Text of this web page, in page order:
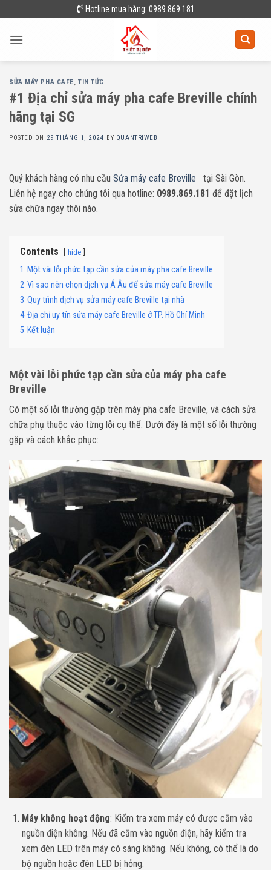
to
content
Hotline mua hàng: 0989.869.181
SỬA MÁY PHA CAFE,TIN TỨC
#1 Địa chỉ sửa máy pha cafe Breville chính
hãng tại SG
POSTED ON 29 THÁNG 1, 2024 BY QUANTRIWEB
Quý khách hàng có nhu cầu Sửa máy cafe Breville
tại Sài Gòn.
Liên hệ ngay cho chúng tôi qua hotline: 0989.869.181 để đặt lịch
sửa chữa ngay thôi nào.
Contents hide
1 Một vài lỗi phức tạp cần sửa của máy pha cafe Breville
2 Vì sao nên chọn dịch vụ Á Âu để sửa máy cafe Breville
3 Quy trình dịch vụ sửa máy cafe Breville tại nhà
4 Địa chỉ uy tín sửa máy cafe Breville ở TP. Hồ Chí Minh
5 Kết luận
Một vài lỗi phức tạp cần sửa của máy pha cafe
Breville
Có một số lỗi thường gặp trên máy pha cafe Breville, và cách sửa
chữa phụ thuộc vào từng lỗi cụ thể. Dưới đây là một số lỗi thường
gặp và cách khắc phục:
Máy không hoạt động: Kiểm tra xem máy có được cắm vào
nguồn điện không. Nếu đã cắm vào nguồn điện, hãy kiểm tra
xem đèn LED trên máy có sáng không. Nếu không, có thể là do
bộ nguồn hoặc đèn LED bị hỏng.